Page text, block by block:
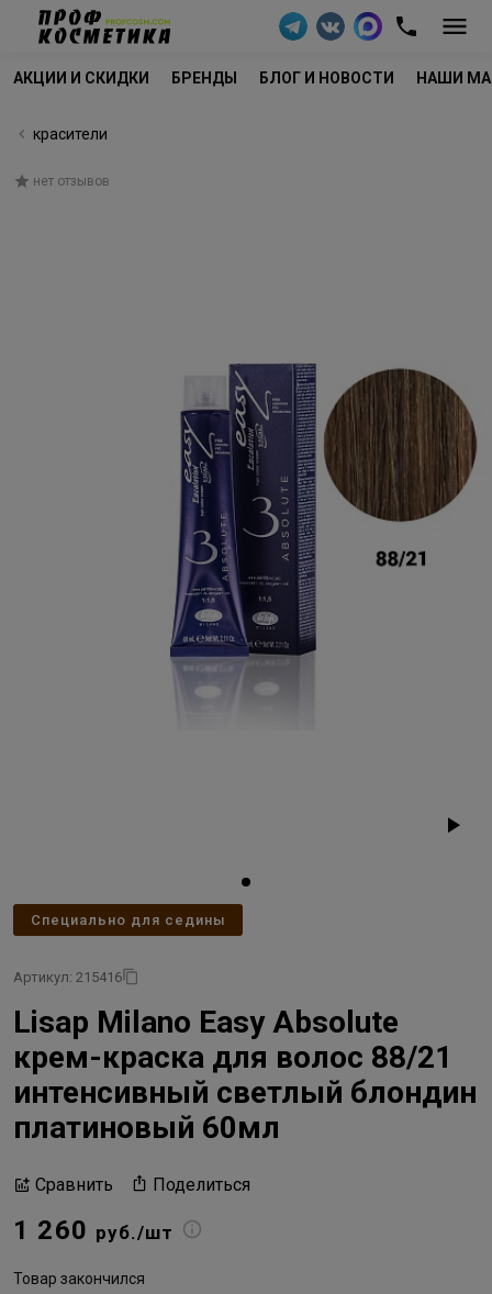
АКЦИИ И СКИДКИ БРЕНДЫ БЛОГ И НОВОСТИ НАШИ
красители
нет отзывов
Специально для седины
Артикул: 215416
Lisap Milano Easy Absolute
крем-краска для волос 88/21
интенсивный светлый блондин
платиновый 60мл
Сравнить Поделиться
1 260 руб./шт
Товар закончился